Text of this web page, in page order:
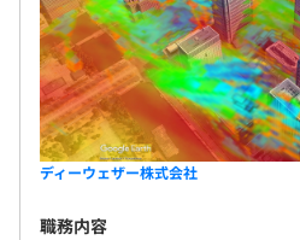
ディーウェザー株式会社
職務内容